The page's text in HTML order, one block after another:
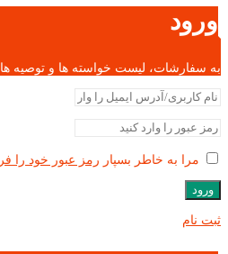
ورود
به سفارشات، لیست خواسته ها و توصیه
مرا به خاطر بسپار رمز عبور خود را
ورود
ثبت نام